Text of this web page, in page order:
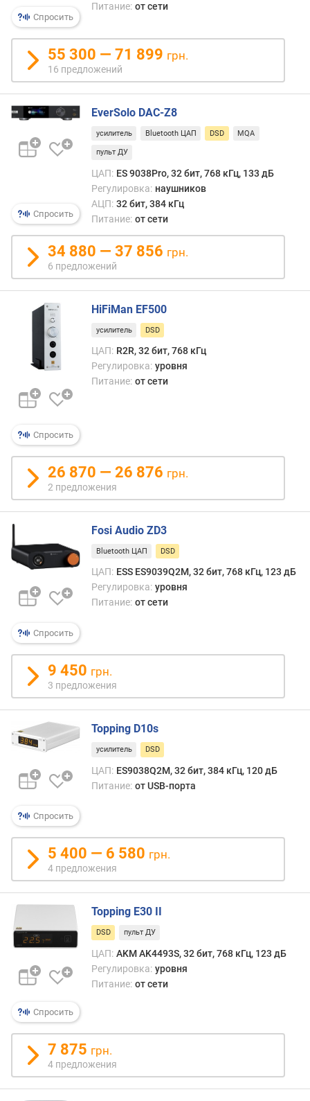
(
б
и
т
)
о
т
о
ш
е
с
г
а
м
д
Б
д
и
н
е
с
и
й
и
а
з
о
н
(
д
Б
)
к
о
л
и
ч
е
с
о
а
н
л
(
т
Спросить
Питание: от сети
55 300 — 71 899 грн.
16 предложений
Спросить
EverSolo DAC-Z8
усилитель Bluetooth ЦАП DSD MQA
пульт ДУ
ЦАП: ES 9038Pro, 32 бит, 768 кГц, 133 дБ
Регулировка: наушников
АЦП: 32 бит, 384 кГц
Питание: от сети
34 880 — 37 856 грн.
6 предложений
Спросить
HiFiMan EF500
усилитель DSD
ЦАП: R2R, 32 бит, 768 кГц
Регулировка: уровня
Питание: от сети
26 870 — 26 876 грн.
2 предложения
Спросить
Fosi Audio ZD3
Bluetooth ЦАП DSD
ЦАП: ESS ES9039Q2M, 32 бит, 768 кГц, 123 дБ
Регулировка: уровня
Питание: от сети
9 450 грн.
3 предложения
Спросить
Topping D10s
усилитель DSD
ЦАП: ES9038Q2M, 32 бит, 384 кГц, 120 дБ
Питание: от USB-порта
5 400 — 6 580 грн.
4 предложения
Спросить
Topping E30 II
DSD пульт ДУ
ЦАП: AKM AK4493S, 32 бит, 768 кГц, 123 дБ
Регулировка: уровня
Питание: от сети
7 875 грн.
4 предложения